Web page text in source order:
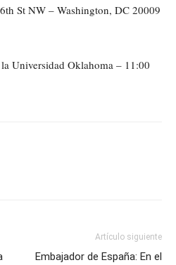
St NW – Washington, DC 20009
Universidad Oklahoma – 11:00
Artículo siguiente
Embajador de España: En el